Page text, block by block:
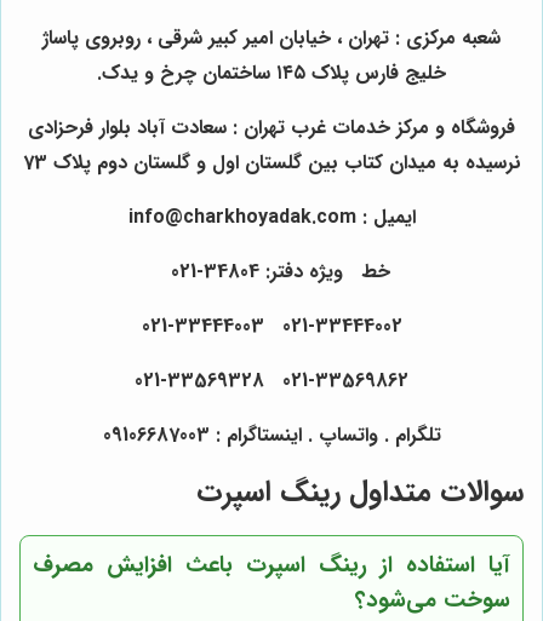
شعبه مرکزی : تهران ، خیابان امیر کبیر شرقی ، روبروی پاساژ
خلیج فارس پلاک ۱۴۵ ساختمان چرخ و یدک.
فروشگاه و مرکز خدمات غرب تهران : سعادت آباد بلوار فرحزادی
نرسیده به میدان کتاب بین گلستان اول و گلستان دوم پلاک 73
ایمیل : info@charkhoyadak.com
خط ویژه دفتر: 34804-021
021-33569862 021-33569328
تلگرام . واتساپ . اینستاگرام : 09106687003
سوالات متداول رینگ اسپرت
آیا استفاده از رینگ اسپرت باعث افزایش مصرف
سوخت می‌شود؟